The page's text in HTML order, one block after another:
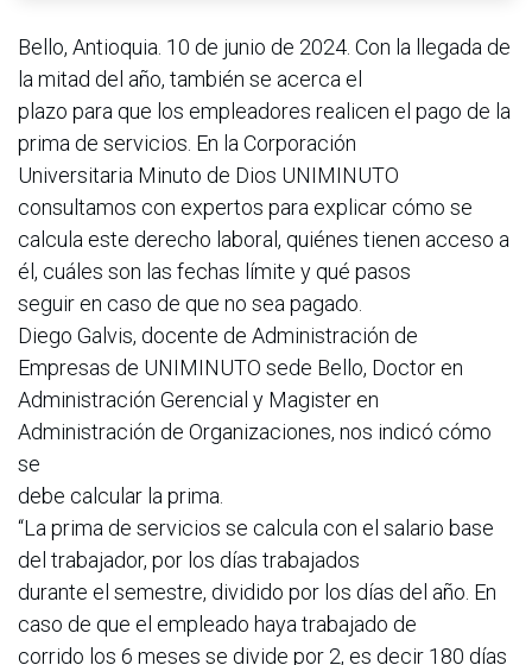
Bello, Antioquia. 10 de junio de 2024. Con la llegada de
la mitad del año, también se acerca el
plazo para que los empleadores realicen el pago de la
prima de servicios. En la Corporación
Universitaria Minuto de Dios UNIMINUTO
consultamos con expertos para explicar cómo se
calcula este derecho laboral, quiénes tienen acceso a
él, cuáles son las fechas límite y qué pasos
seguir en caso de que no sea pagado.
Diego Galvis, docente de Administración de
Empresas de UNIMINUTO sede Bello, Doctor en
Administración Gerencial y Magister en
Administración de Organizaciones, nos indicó cómo
se
debe calcular la prima.
“La prima de servicios se calcula con el salario base
del trabajador, por los días trabajados
durante el semestre, dividido por los días del año. En
caso de que el empleado haya trabajado de
corrido los 6 meses se divide por 2, es decir 180 días